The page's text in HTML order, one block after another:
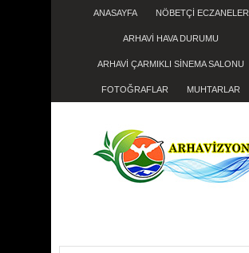
ANASAYFA NÖBETÇİ ECZANELER
ARHAVİ HAVA DURUMU
ARHAVİ ÇARMIKLI SİNEMA SALONU
FOTOĞRAFLAR MUHTARLAR